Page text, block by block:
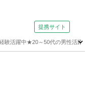
提携サイト
験活躍中★20～50代の男性活